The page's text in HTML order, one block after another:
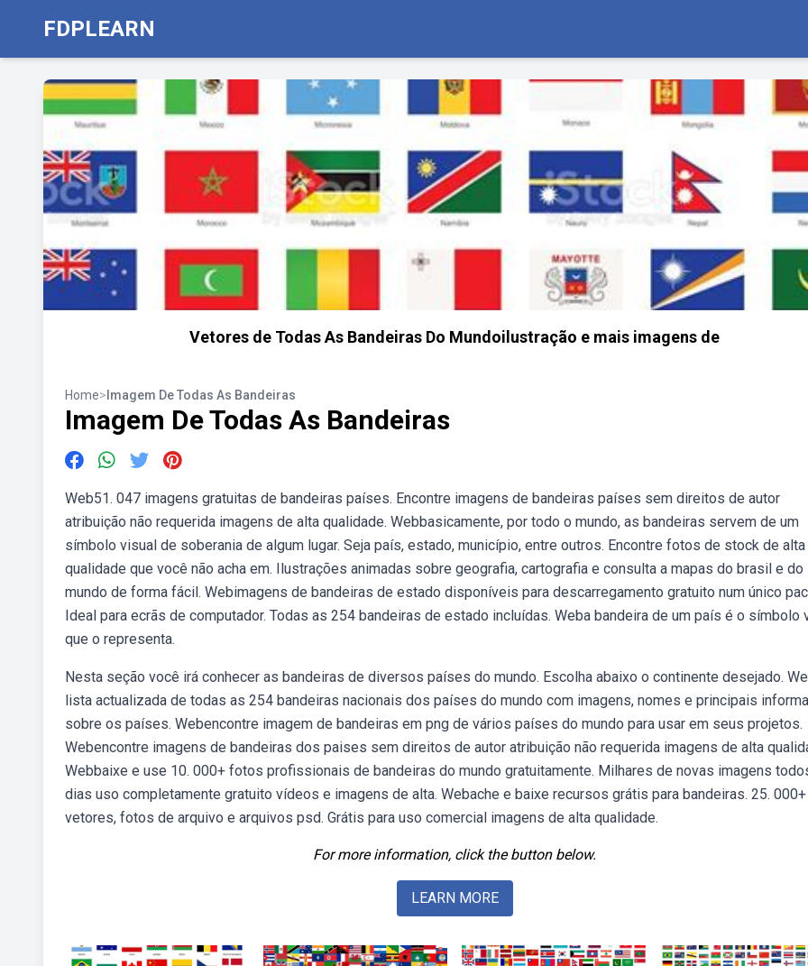
FDPLEARN
Vetores de Todas As Bandeiras Do Mundoilustração e mais imagens de
Home> Imagem De Todas As Bandeiras
Imagem De Todas As Bandeiras
Web51. 047 imagens gratuitas de bandeiras países. Encontre imagens de bandeiras países sem direitos de autor
atribuição não requerida imagens de alta qualidade. Webbasicamente, por todo o mundo, as bandeiras servem de um
símbolo visual de soberania de algum lugar. Seja país, estado, município, entre outros. Encontre fotos de stock de alta
qualidade que você não acha em. Ilustrações animadas sobre geografia, cartografia e consulta a mapas do brasil e do
mundo de forma fácil. Webimagens de bandeiras de estado disponíveis para descarregamento gratuito num único
Ideal para ecrãs de computador. Todas as 254 bandeiras de estado incluídas. Weba bandeira de um país é o símbolo
que o representa.
Nesta seção você irá conhecer as bandeiras de diversos países do mundo. Escolha abaixo o continente desejado.
lista actualizada de todas as 254 bandeiras nacionais dos países do mundo com imagens, nomes e principais
sobre os países. Webencontre imagem de bandeiras em png de vários países do mundo para usar em seus projetos.
Webencontre imagens de bandeiras dos paises sem direitos de autor atribuição não requerida imagens de alta
Webbaixe e use 10. 000+ fotos profissionais de bandeiras do mundo gratuitamente. Milhares de novas imagens
dias uso completamente gratuito vídeos e imagens de alta. Webache e baixe recursos grátis para bandeiras. 25. 000+
vetores, fotos de arquivo e arquivos psd. Grátis para uso comercial imagens de alta qualidade.
For more information, click the button below.
LEARN MORE